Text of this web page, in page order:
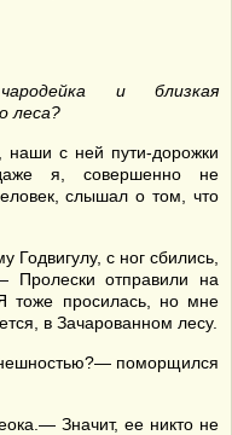
чародейка и близкая
леса?
с ней пути-дорожки
я, совершенно не
слышал о том, что
с ног сбились,
отправили на
тоже просилась, но мне
в Зачарованном лесу.
поморщился
Значит, ее никто не